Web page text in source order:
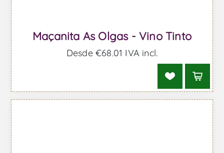
Maçanita As Olgas - Vino Tinto
Desde €68,01 IVA incl.